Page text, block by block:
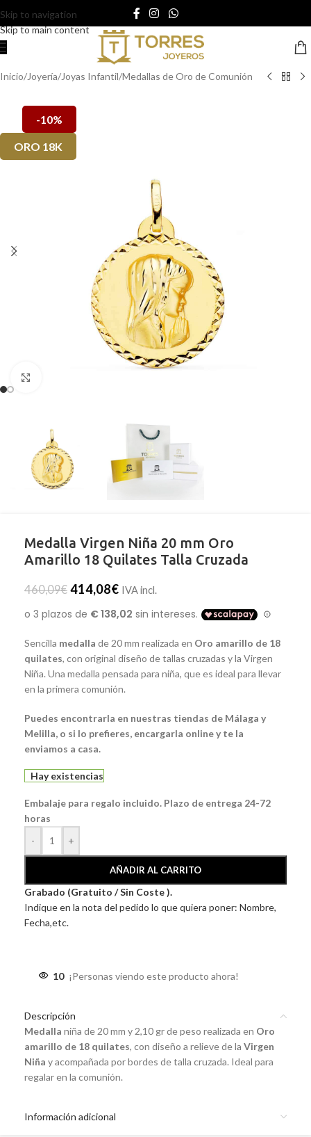
Skip to navigation
Skip to main content
Inicio/Joyería/Joyas Infantil/Medallas de Oro de Comunión
-10%
ORO 18K
Medalla Virgen Niña 20 mm Oro
Amarillo 18 Quilates Talla Cruzada
460,09€ 414,08€ IVA incl.
Sencilla medalla de 20 mm realizada en Oro amarillo de 18
quilates, con original diseño de tallas cruzadas y la Virgen
Niña. Una medalla pensada para niña, que es ideal para llevar
en la primera comunión.
Puedes encontrarla en nuestras tiendas de Málaga y
Melilla, o si lo prefieres, encargarla online y te la
enviamos a casa.
Hay existencias
Embalaje para regalo incluido. Plazo de entrega 24-72
horas
-
+
AÑADIR AL CARRITO
Grabado (Gratuito / Sin Coste ).
Indique en la nota del pedido lo que quiera poner: Nombre,
Fecha,etc.
10 ¡Personas viendo este producto ahora!
Descripción
Medalla niña de 20 mm y 2,10 gr de peso realizada en Oro
amarillo de 18 quilates, con diseño a relieve de la Virgen
Niña y acompañada por bordes de talla cruzada. Ideal para
regalar en la comunión.
Información adicional